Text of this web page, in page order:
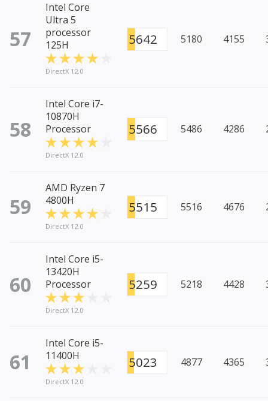
57
Intel Core
Ultra 5
processor
125H
DirectX 12.0
5642 5180 4155
58
Intel Core i7-
10870H
Processor
DirectX 12.0
5566 5486 4286
59
AMD Ryzen 7
4800H
DirectX 12.0
5515 5516 4676
60
Intel Core i5-
13420H
Processor
DirectX 12.0
5259 5218 4428
61
Intel Core i5-
11400H
DirectX 12.0
5023 4877 4365